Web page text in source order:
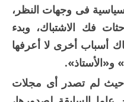
فى وجهات النظر،
فك الاشتباك، وبدء
أسباب أخرى لا أعرفها
لم تصدر أى مجلات